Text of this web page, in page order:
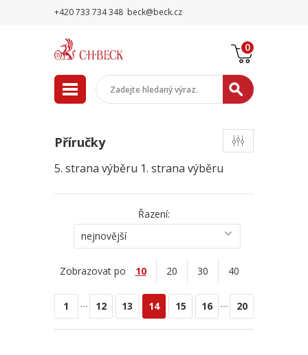
+420 733 734 348 beck@beck.cz
0
Příručky
5. strana výběru 1. strana výběru
Řazení:
nejnovější
Zobrazovat po 10 20 30 40
1 ... 12 13 14 15 16 ... 20